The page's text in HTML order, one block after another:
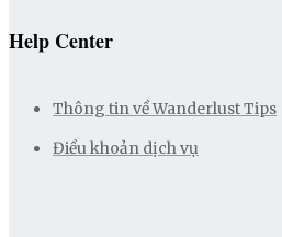
Help Center
Thông tin về Wanderlust Tips
Điều khoản dịch vụ